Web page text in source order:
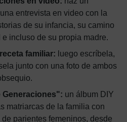
entrevista en video con la
de su infancia, su camino
incluso de su propia madre.
familiar: luego escríbela,
junto con una foto de ambos
un álbum DIY
matriarcas de la familia con
parientes femeninos, desde